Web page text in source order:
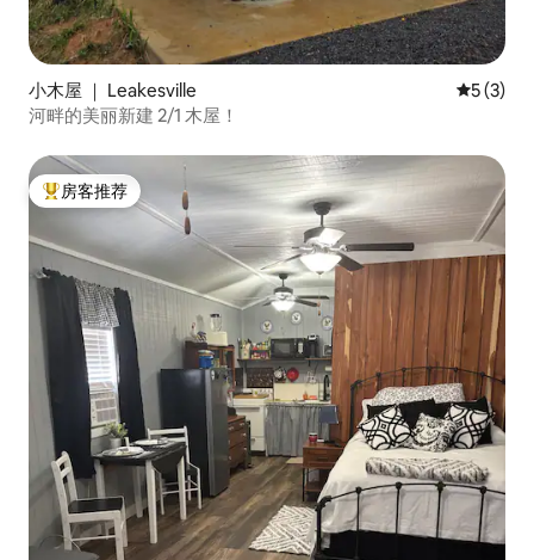
小木屋 ｜ Leakesville 平均评分
5 (3)
河畔的美丽新建 2/1 木屋！
热门「房客推荐」
房客推荐